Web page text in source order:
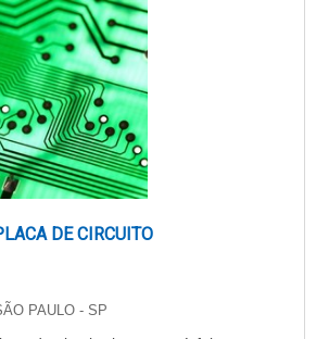
possibi....
DE CIRCUITO
PAULO - SP